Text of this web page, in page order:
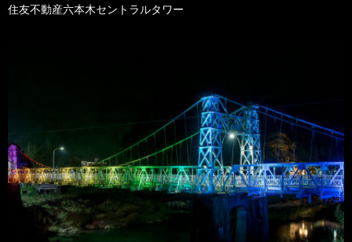
住友不動産六本木セントラルタワー